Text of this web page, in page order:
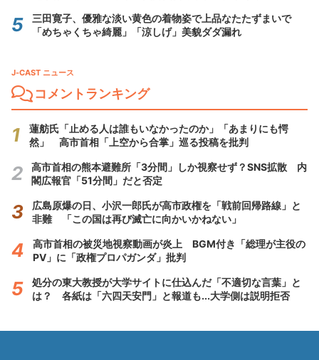
三田寛子、優雅な淡い黄色の着物姿で上品なたたずまいで
「めちゃくちゃ綺麗」「涼しげ」美貌ダダ漏れ
J-CAST ニュース
コメントランキング
蓮舫氏「止める人は誰もいなかったのか」「あまりにも愕
然」 高市首相「上空から合掌」巡る投稿を批判
高市首相の熊本避難所「3分間」しか視察せず？SNS拡散 内
閣広報官「51分間」だと否定
広島原爆の日、小沢一郎氏が高市政権を「戦前回帰路線」と
非難 「この国は再び滅亡に向かいかねない」
高市首相の被災地視察動画が炎上 BGM付き「総理が主役の
PV」に「政権プロパガンダ」批判
処分の東大教授が大学サイトに仕込んだ「不適切な言葉」と
は？ 各紙は「六四天安門」と報道も...大学側は説明拒否